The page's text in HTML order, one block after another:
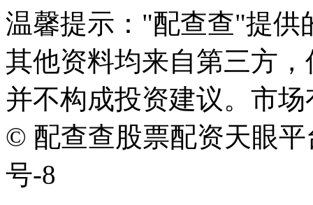
温馨提示："配查查"提供
其他资料均来自第三方
并不构成投资建议。市
© 配查查股票配资天眼平
号-8